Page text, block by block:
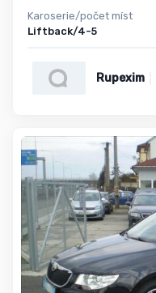
Karoserie/počet míst
Liftback/4-5
Rupexim